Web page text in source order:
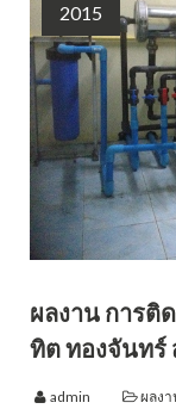
2015
ผลงาน การติ
ทิต ทองจันทร์
admin ผลง